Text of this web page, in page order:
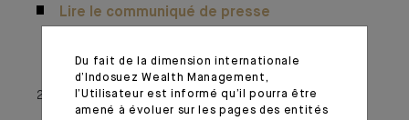
Lire le communiqué de presse
26 janvier 2023
Du fait de la dimension internationale
d’Indosuez Wealth Management,
l’Utilisateur est informé qu’il pourra être
amené à évoluer sur les pages des entités